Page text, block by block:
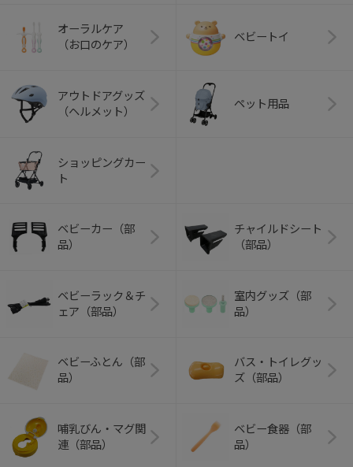
オーラルケア
（お口のケア）
ベビートイ
アウトドアグッズ
（ヘルメット）
ペット用品
ショッピングカー
ト
ベビーカー（部
品）
チャイルドシート
（部品）
ベビーラック＆チ
ェア（部品）
室内グッズ（部
品）
ベビーふとん（部
品）
バス・トイレグッ
ズ（部品）
哺乳びん・マグ関
連（部品）
ベビー食器（部
品）